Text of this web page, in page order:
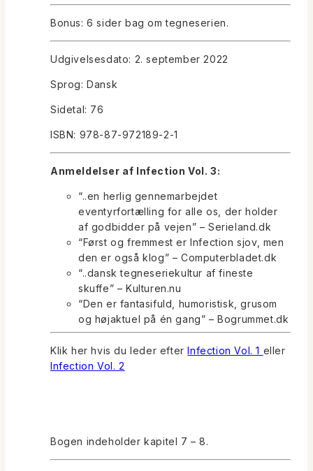
Bonus: 6 sider bag om tegneserien.
Udgivelsesdato: 2. september 2022
Sprog: Dansk
Sidetal: 76
ISBN: 978-87-972189-2-1
Anmeldelser af Infection Vol. 3:
“..en herlig gennemarbejdet
eventyrfortælling for alle os, der holder
af godbidder på vejen” – Serieland.dk
“Først og fremmest er Infection sjov, men
den er også klog” – Computerbladet.dk
“..dansk tegneseriekultur af fineste
skuffe” – Kulturen.nu
“Den er fantasifuld, humoristisk, grusom
og højaktuel på én gang” – Bogrummet.dk
Klik her hvis du leder efterInfection Vol. 1 eller
Infection Vol. 2
Bogen indeholder kapitel 7 – 8.